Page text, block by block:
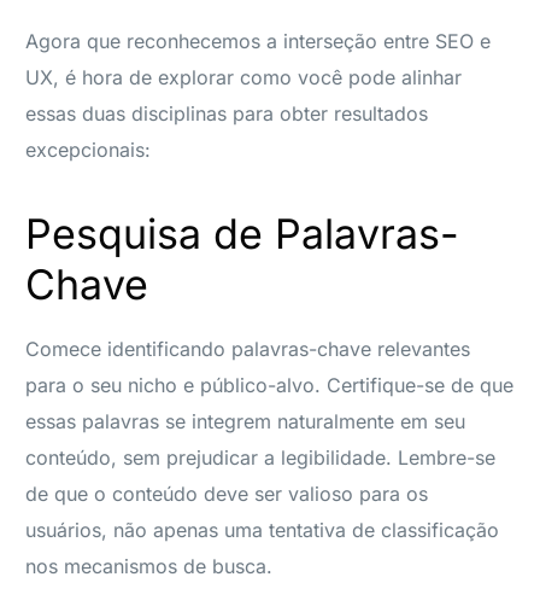
Agora que reconhecemos a interseção entre SEO e
UX, é hora de explorar como você pode alinhar
essas duas disciplinas para obter resultados
excepcionais:
Pesquisa de Palavras-
Chave
Comece identificando palavras-chave relevantes
para o seu nicho e público-alvo. Certifique-se de que
essas palavras se integrem naturalmente em seu
conteúdo, sem prejudicar a legibilidade. Lembre-se
de que o conteúdo deve ser valioso para os
usuários, não apenas uma tentativa de classificação
nos mecanismos de busca.